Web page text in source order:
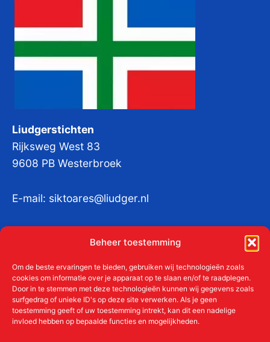
Beheer toestemming
Om de beste ervaringen te bieden, gebruiken wij technologieën zoals
cookies om informatie over je apparaat op te slaan en/of te raadplegen.
Door in te stemmen met deze technologieën kunnen wij gegevens zoals
surfgedrag of unieke ID's op deze site verwerken. Als je geen
toestemming geeft of uw toestemming intrekt, kan dit een nadelige
invloed hebben op bepaalde functies en mogelijkheden.
Liudgerstichten
Rijksweg West 83
9608 PB Westerbroek
E-mail: siktoares@liudger.nl
KvKnr:41011712
Meer over de Liudgerstichten